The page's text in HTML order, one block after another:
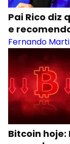
Pai Rico diz
e
Fernando
Bitcoin hoje: